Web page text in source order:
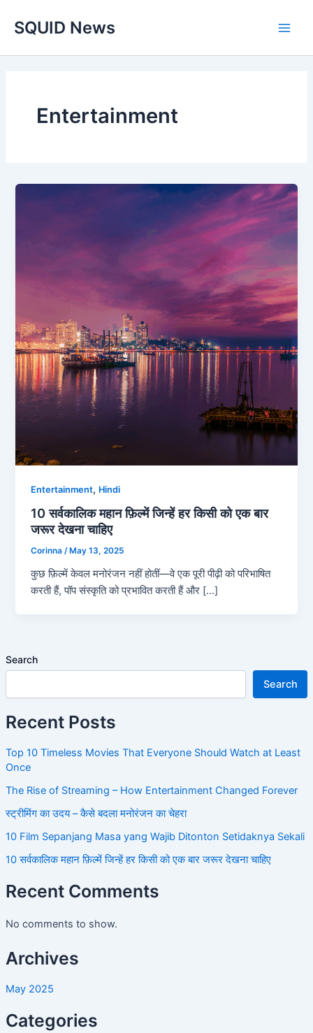
SQUID News
Search
Search
Recent Posts
Top 10 Timeless Movies That Everyone Should Watch at Least
Once
The Rise of Streaming – How Entertainment Changed Forever
स्ट्रीमिंग का उदय – कैसे बदला मनोरंजन का चेहरा
10 Film Sepanjang Masa yang Wajib Ditonton Setidaknya Sekali
10 सर्वकालिक महान फ़िल्में जिन्हें हर किसी को एक बार जरूर देखना चाहिए
Recent Comments
No comments to show.
Archives
May 2025
Categories
Entertainment
Entertainment, Hindi
10 सर्वकालिक महान फ़िल्में जिन्हें हर किसी को एक बार
जरूर देखना चाहिए
Corinna/ May 13, 2025
कुछ फ़िल्में केवल मनोरंजन नहीं होतीं—वे एक पूरी पीढ़ी को परिभाषित
करती हैं, पॉप संस्कृति को प्रभावित करती हैं और […]